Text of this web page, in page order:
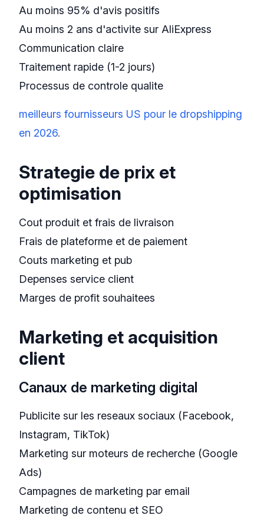
Au moins 95% d'avis positifs
Au moins 2 ans d'activite sur AliExpress
Communication claire
Traitement rapide (1-2 jours)
Processus de controle qualite
meilleurs fournisseurs US pour le dropshipping
en 2026.
Strategie de prix et
optimisation
Cout produit et frais de livraison
Frais de plateforme et de paiement
Couts marketing et pub
Depenses service client
Marges de profit souhaitees
Marketing et acquisition
client
Canaux de marketing digital
Publicite sur les reseaux sociaux (Facebook,
Instagram, TikTok)
Marketing sur moteurs de recherche (Google
Ads)
Campagnes de marketing par email
Marketing de contenu et SEO